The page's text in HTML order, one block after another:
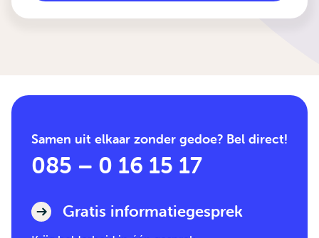
Samen uit elkaar zonder gedoe? Bel direct!
085 – 0 16 15 17
Gratis informatiegesprek